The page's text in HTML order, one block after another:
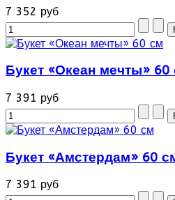
7 352 руб
Букет «Океан мечты» 60
7 391 руб
Букет «Амстердам» 60
7 391 руб